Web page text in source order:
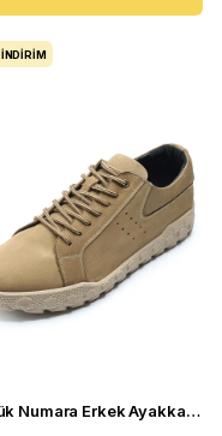
Büyük Numara Erkek Ayakkabı GOM8013 Kum
İNDIRIM